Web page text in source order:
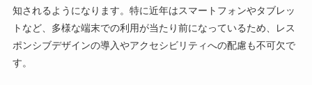
知されるようになります。特に近年はスマートフォンやタブレッ
トなど、多様な端末での利用が当たり前になっているため、レス
ポンシブデザインの導入やアクセシビリティへの配慮も不可欠で
す。